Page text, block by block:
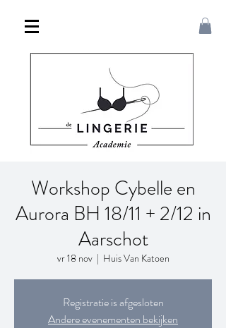
Workshop Cybelle en
Aurora BH 18/11 + 2/12 in
Aarschot
vr 18 nov
  |
Huis Van Katoen
Registratie is afgesloten
Andere evenementen bekijken